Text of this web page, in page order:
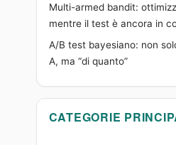
Multi-armed bandit:
mentre il test è ancora in
A/B test bayesiano: non
A, ma “di quanto”
CATEGORIE